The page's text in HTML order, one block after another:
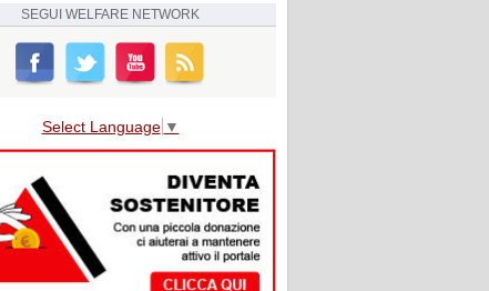
SEGUI WELFARE NETWORK
Select Language ▼